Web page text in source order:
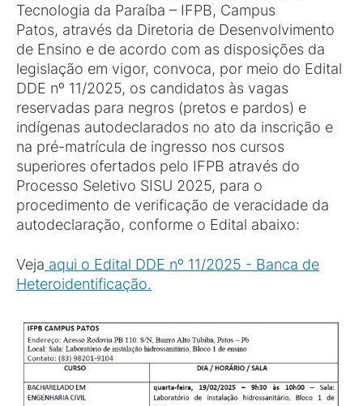
Tecnologia da Paraíba – IFPB, Campus
Patos, através da Diretoria de Desenvolvimento
de Ensino e de acordo com as disposições da
legislação em vigor, convoca, por meio do Edital
DDE nº 11/2025, os candidatos às vagas
reservadas para negros (pretos e pardos) e
indígenas autodeclarados no ato da inscrição e
na pré-matrícula de ingresso nos cursos
superiores ofertados pelo IFPB através do
Processo Seletivo SISU 2025, para o
procedimento de verificação de veracidade da
autodeclaração, conforme o Edital abaixo:
Veja aqui o Edital DDE nº 11/2025 - Banca de
Heteroidentificação.